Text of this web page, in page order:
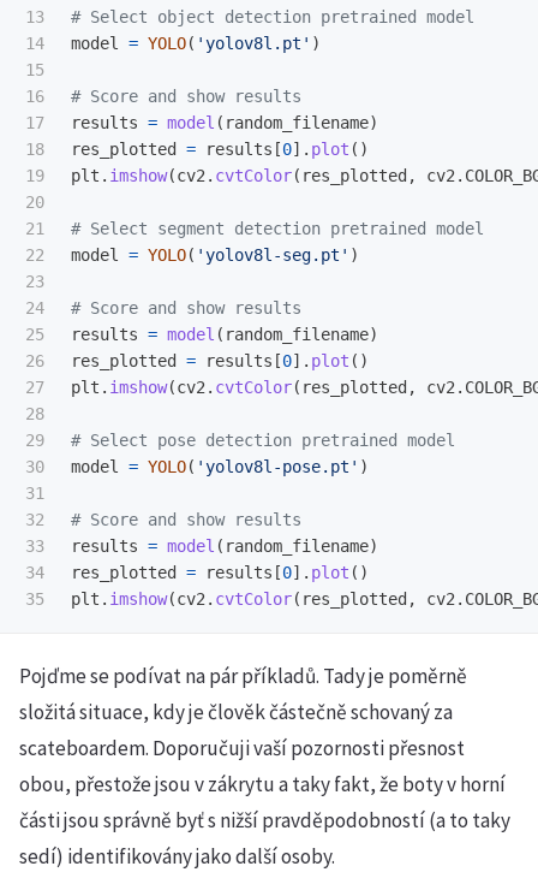
13
14
15
16
17
18
19
20
21
22
23
24
25
26
27
28
29
30
31
32
33
34
model = YOLO( 'yolov8l.pt ' )
results = model ( random_filename)
res_plotted
= results [0]. plot ()
plt . imshow(cv2. cvtColor( res_plotted , cv2.
model = YOLO( 'yolov8l-seg.pt ' )
results = model ( random_filename)
res_plotted
= results [0]. plot ()
plt . imshow(cv2. cvtColor( res_plotted , cv2.
model = YOLO( 'yolov8l-pose.pt ' )
results = model ( random_filename)
res_plotted
= results [0]. plot ()
plt . imshow(cv2. cvtColor( res_plotted , cv2.
Pojďme se podívat na pár příkladů. Tady je poměrně
složitá situace, kdy je člověk částečně schovaný za
scateboardem. Doporučuji vaší pozornosti přesnost
obou, přestože jsou v zákrytu a taky fakt, že boty v horní
části jsou správně byť s nižší pravděpodobností (a to taky
sedí) identifikovány jako další osoby.